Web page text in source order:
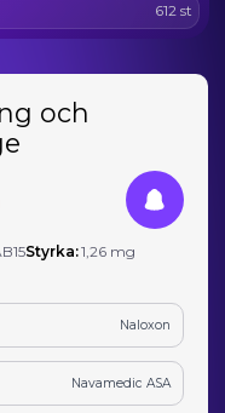
612 st
och
Styrka:1,26 mg
Naloxon
Navamedic ASA